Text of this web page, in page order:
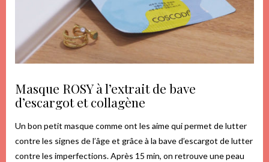
Masque ROSY à l’extrait de bave
d’escargot et collagène
Un bon petit masque comme ont les aime qui permet de lutter
contre les signes de l’âge et grâce à la bave d’escargot de lutter
contre les imperfections. Après 15 min, on retrouve une peau